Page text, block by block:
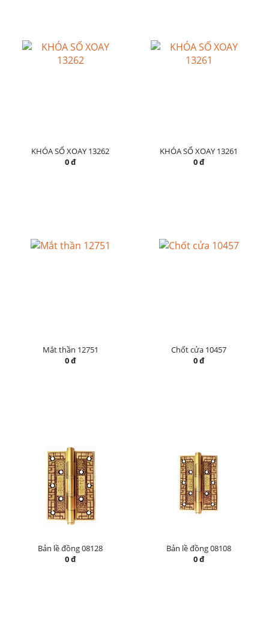
KHÓA SỐ XOAY 13262
0 đ
KHÓA SỐ XOAY 13261
0 đ
Mắt thần 12751
0 đ
Chốt cửa 10457
0 đ
Bản lề đồng 08128
0 đ
Bản lề đồng 08108
0 đ